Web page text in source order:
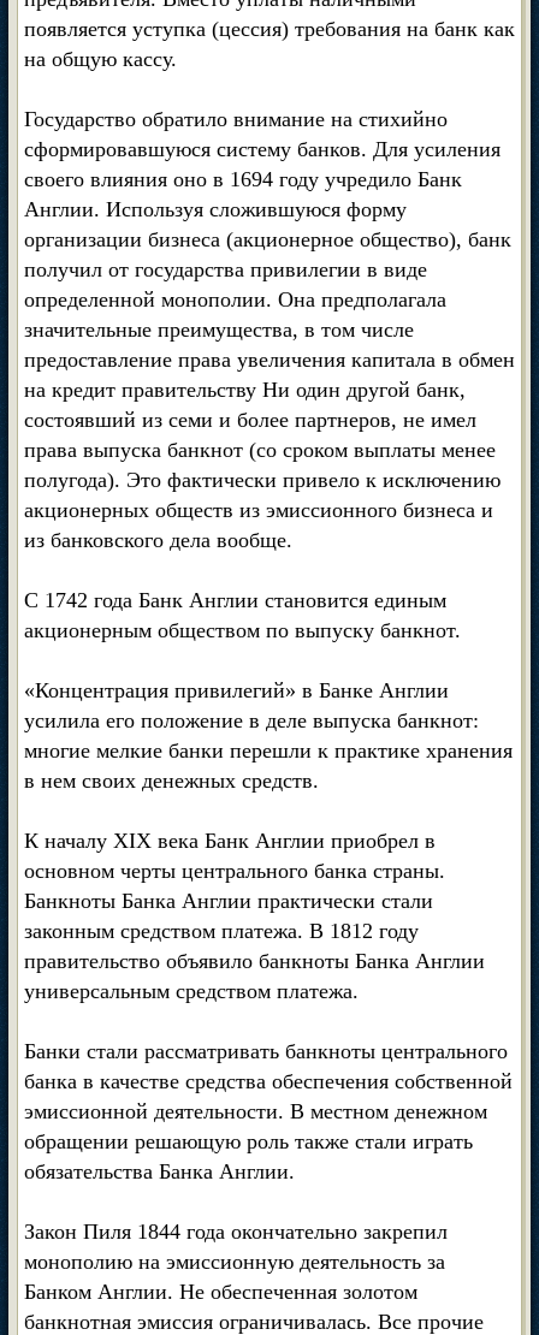
появляется уступка (цессия) требования на банк как
на общую кассу.
Государство обратило внимание на стихийно
сформировавшуюся систему банков. Для усиления
своего влияния оно в 1694 году учредило Банк
Англии. Используя сложившуюся форму
организации бизнеса (акционерное общество), банк
получил от государства привилегии в виде
определенной монополии. Она предполагала
значительные преимущества, в том числе
предоставление права увеличения капитала в обмен
на кредит правительству Ни один другой банк,
состоявший из семи и более партнеров, не имел
права выпуска банкнот (со сроком выплаты менее
полугода). Это фактически привело к исключению
акционерных обществ из эмиссионного бизнеса и
из банковского дела вообще.
С 1742 года Банк Англии становится единым
акционерным обществом по выпуску банкнот.
«Концентрация привилегий» в Банке Англии
усилила его положение в деле выпуска банкнот:
многие мелкие банки перешли к практике хранения
в нем своих денежных средств.
К началу XIX века Банк Англии приобрел в
основном черты центрального банка страны.
Банкноты Банка Англии практически стали
законным средством платежа. В 1812 году
правительство объявило банкноты Банка Англии
универсальным средством платежа.
Банки стали рассматривать банкноты центрального
банка в качестве средства обеспечения собственной
эмиссионной деятельности. В местном денежном
обращении решающую роль также стали играть
обязательства Банка Англии.
Закон Пиля 1844 года окончательно закрепил
монополию на эмиссионную деятельность за
Банком Англии. Не обеспеченная золотом
банкнотная эмиссия ограничивалась. Все прочие